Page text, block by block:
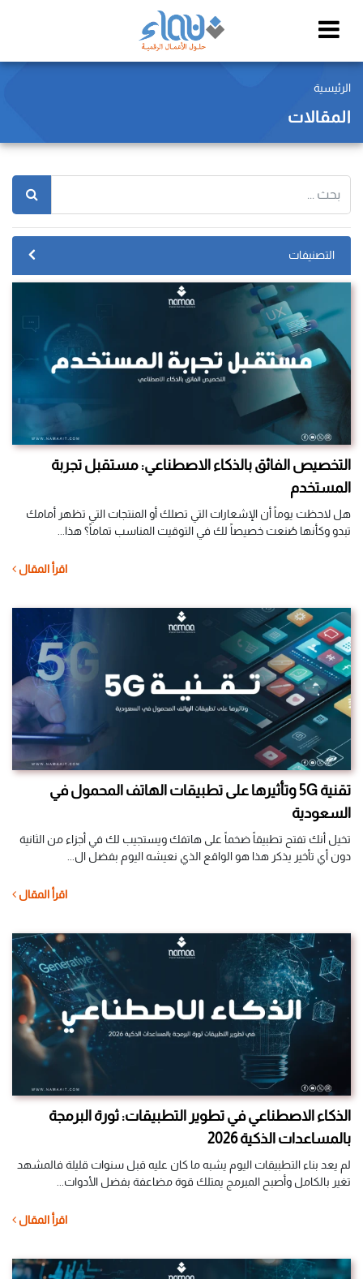
الرئيسية
المقالات
التصنيفات
التخصيص الفائق بالذكاء الاصطناعي: مستقبل تجربة
المستخدم
هل لاحظت يوماً أن الإشعارات التي تصلك أو المنتجات التي تظهر أمامك
تبدو وكأنها صُنعت خصيصاً لك في التوقيت المناسب تماماً؟ هذا...
اقرأ المقال
تقنية 5G وتأثيرها على تطبيقات الهاتف المحمول في
السعودية
تخيل أنك تفتح تطبيقاً ضخماً على هاتفك ويستجيب لك في أجزاء من الثانية
دون أي تأخير يذكر هذا هو الواقع الذي نعيشه اليوم بفضل ال...
اقرأ المقال
الذكاء الاصطناعي في تطوير التطبيقات: ثورة البرمجة
بالمساعدات الذكية 2026
لم يعد بناء التطبيقات اليوم يشبه ما كان عليه قبل سنوات قليلة فالمشهد
تغير بالكامل وأصبح المبرمج يمتلك قوة مضاعفة بفضل الأدوات...
اقرأ المقال